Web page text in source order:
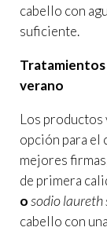
cabello con
suficiente.
Tratamientos
verano
Los productos
opción para el
mejores
de primera
osodio laureth
cabello con